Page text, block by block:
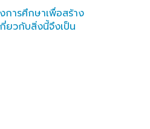
การศึกษาเพื่อสร้าง
ยวกับสิ่งนี้จึงเป็น